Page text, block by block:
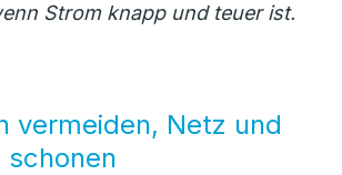
Strom knapp und teuer ist.
vermeiden, Netz und
schonen